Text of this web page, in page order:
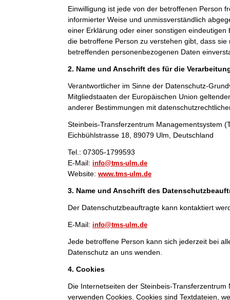
Einwilligung ist jede von der betroffenen Person
informierter Weise und unmissverständlich
einer Erklärung oder einer sonstigen
die betroffene Person zu verstehen gibt, dass
betreffenden personenbezogenen Daten
2. Name und Anschrift des für die
Verantwortlicher im Sinne der Datenschutz-
Mitgliedstaaten der Europäischen Union
anderer Bestimmungen mit
Steinbeis-Transferzentrum Managementsystem
Eichbühlstrasse 18, 89079 Ulm, Deutschland
Tel.: 07305-1799593
E-Mail: info@tms-ulm.de
Website: www.tms-ulm.de
3. Name und Anschrift des
Der Datenschutzbeauftragte kann kontaktiert
E-Mail: info@tms-ulm.de
Jede betroffene Person kann sich jederzeit bei
Datenschutz an uns wenden.
4. Cookies
Die Internetseiten der Steinbeis-
verwenden Cookies. Cookies sind Textdateien,